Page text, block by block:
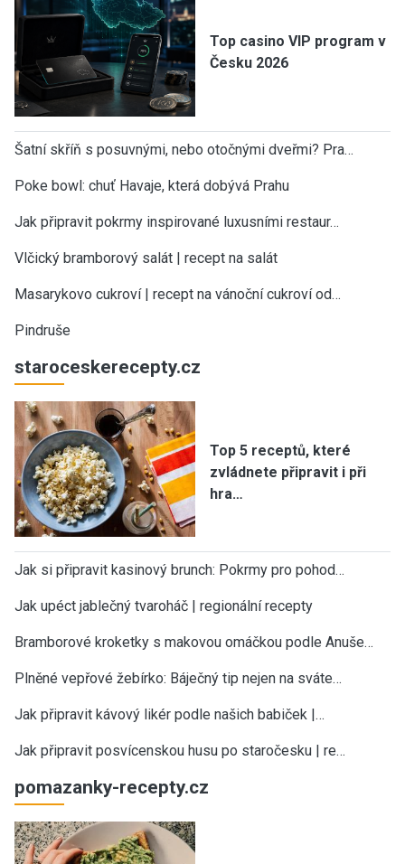
Top casino VIP program v
Česku 2026
Šatní skříň s posuvnými, nebo otočnými dveřmi? Pra…
Poke bowl: chuť Havaje, která dobývá Prahu
Jak připravit pokrmy inspirované luxusními restaur…
Vlčický bramborový salát | recept na salát
Masarykovo cukroví | recept na vánoční cukroví od…
Pindruše
staroceskerecepty.cz
Top 5 receptů, které
zvládnete připravit i při
hra…
Jak si připravit kasinový brunch: Pokrmy pro pohod…
Jak upéct jablečný tvaroháč | regionální recepty
Bramborové kroketky s makovou omáčkou podle Anuše…
Plněné vepřové žebírko: Báječný tip nejen na sváte…
Jak připravit kávový likér podle našich babiček |…
Jak připravit posvícenskou husu po staročesku | re…
pomazanky-recepty.cz